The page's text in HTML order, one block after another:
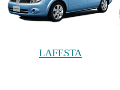
LAFESTA